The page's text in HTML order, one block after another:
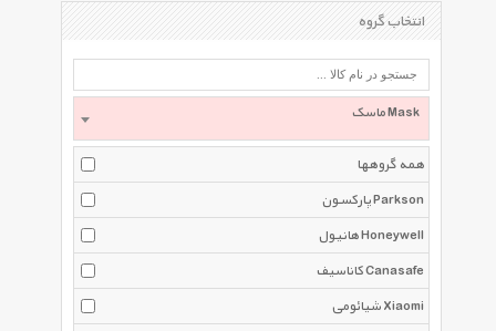
انتخاب گروه
ماسک Mask
همه گروهها
پارکسون Parkson
هانیول Honeywell
کاناسیف Canasafe
شیائومی Xiaomi